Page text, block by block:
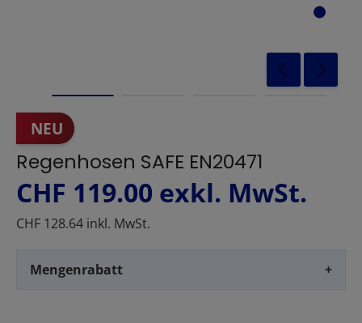
NEU
Regenhosen SAFE EN20471
CHF 119.00 exkl. MwSt.
CHF 128.64 inkl. MwSt.
Mengenrabatt +